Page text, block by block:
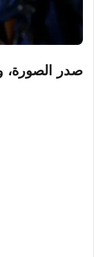
صدر الصورة،